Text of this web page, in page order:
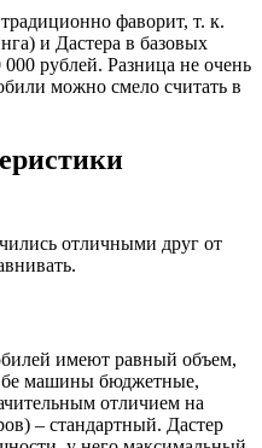
фаворит, т. к.
и Дастера в базовых
рублей. Разница не очень
можно смело считать в
отличными друг от
имеют равный объем,
машины бюджетные,
отличием на
– стандартный. Дастер